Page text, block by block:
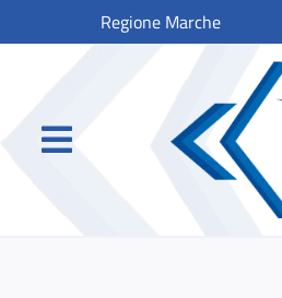
Regione Marche